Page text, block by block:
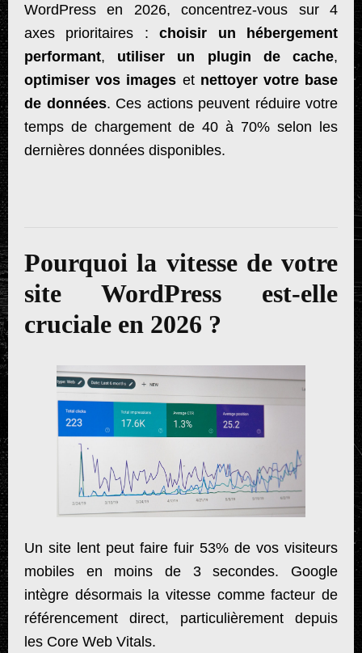
WordPress en 2026, concentrez-vous sur 4
axes prioritaires :choisir un hébergement
performant, utiliser un plugin de cache,
optimiser vos images et nettoyer votre base
de données. Ces actions peuvent réduire votre
temps de chargement de 40 à 70% selon les
dernières données disponibles.
Pourquoi la vitesse de votre
site WordPress est-elle
cruciale en 2026 ?
Un site lent peut faire fuir 53% de vos visiteurs
mobiles en moins de 3 secondes. Google
intègre désormais la vitesse comme facteur de
référencement direct, particulièrement depuis
les Core Web Vitals.